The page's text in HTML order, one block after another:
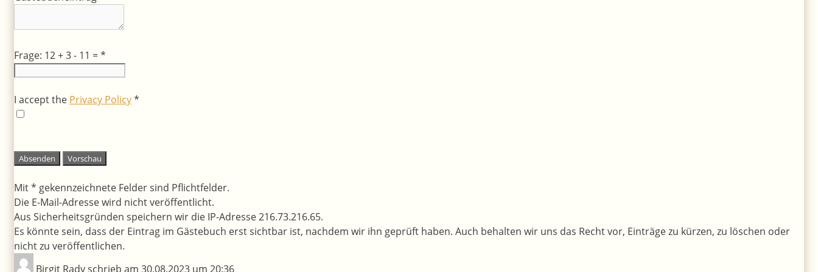
Frage: 12 + 3 - 11 =*
I accept the Privacy Policy*
Mit * gekennzeichnete Felder sind Pflichtfelder.
Die E-Mail-Adresse wird nicht veröffentlicht.
Aus Sicherheitsgründen speichern wir die IP-Adresse 216.73.216.65.
Es könnte sein, dass der Eintrag im Gästebuch erst sichtbar ist, nachdem wir ihn geprüft haben. Auch behalten wir uns das Recht vor, Einträge zu kürzen, zu löschen oder
nicht zu veröffentlichen.
Birgit Radyschrieb am 30.08.2023 um 20:36